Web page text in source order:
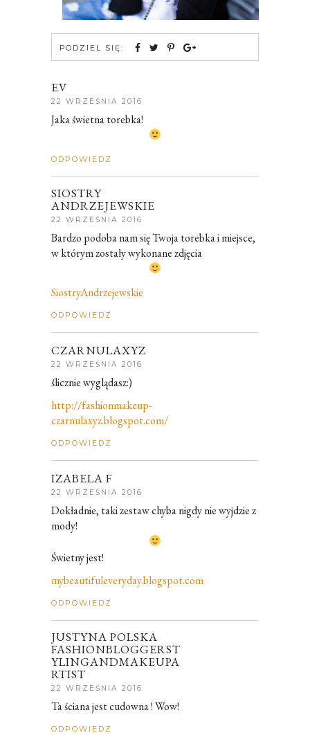
PODZIEL SIĘ:
EV
22 WRZEŚNIA 2016
Jaka świetna torebka!
ODPOWIEDZ
SIOSTRY
ANDRZEJEWSKIE
22 WRZEŚNIA 2016
Bardzo podoba nam się Twoja torebka i miejsce,
w którym zostały wykonane zdjęcia
SiostryAndrzejewskie
ODPOWIEDZ
CZARNULAXYZ
22 WRZEŚNIA 2016
ślicznie wyglądasz:)
http://fashionmakeup-
czarnulaxyz.blogspot.com/
ODPOWIEDZ
IZABELA F
22 WRZEŚNIA 2016
Dokładnie, taki zestaw chyba nigdy nie wyjdzie z
mody!
Świetny jest!
mybeautifuleveryday.blogspot.com
ODPOWIEDZ
JUSTYNA POLSKA
FASHIONBLOGGERST
YLINGANDMAKEUPA
RTIST
22 WRZEŚNIA 2016
Ta ściana jest cudowna ! Wow!
ODPOWIEDZ